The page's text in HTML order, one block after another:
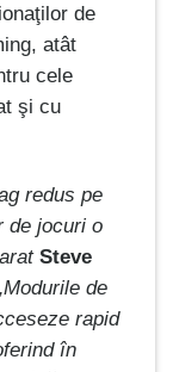
de
atât
cele
şi cu
redus pe
de jocuri o
Steve
de
rapid
în